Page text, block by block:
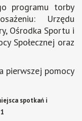
programu torby
Urzędu
Ośrodka Sportu i
Społecznej oraz
pierwszej pomocy
spotkań i